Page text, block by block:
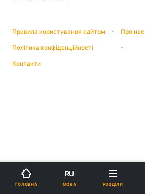
Правила користування сайтом Про нас
Політика конфіденційності
Контакти
ГОЛОВНА
RU
МОВА РОЗДІЛИ